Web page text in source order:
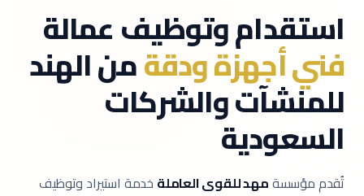
استقدام وتوظيف عمالة
فني أجهزة ودقةمن الهند
للمنشآت والشركات
السعودية
تُقدم مؤسسةمهد للقوى العاملة خدمة استيراد وتوظيف